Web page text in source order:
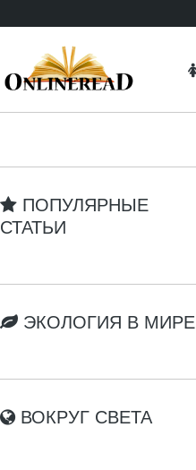
ПОПУЛЯРНЫЕ
СТАТЬИ
ЭКОЛОГИЯ В МИРЕ
ВОКРУГ СВЕТА